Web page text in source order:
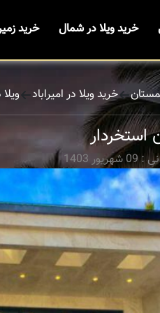
خرید ویلا در شمال خرید
خرید ویلا در امیراباد
استخردار
1403